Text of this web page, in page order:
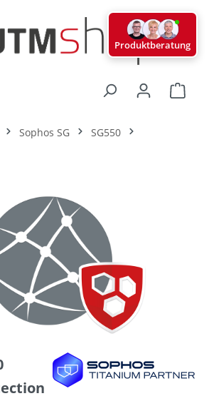
Sophos SG
SG550
Produktberatung